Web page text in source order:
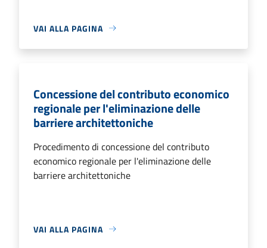
VAI ALLA PAGINA
Concessione del contributo economico
regionale per l'eliminazione delle
barriere architettoniche
Procedimento di concessione del contributo
economico regionale per l'eliminazione delle
barriere architettoniche
VAI ALLA PAGINA